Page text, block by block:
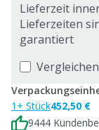
Lieferzeit
Lieferzeiten
garantiert
Vergleichen
1+ Stück452,50 €
9444